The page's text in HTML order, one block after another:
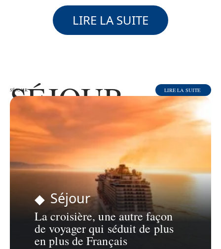
LIRE LA SUITE
SÉJOUR
SÉJOUR LIRE LA SUITE
Séjour
La croisière, une autre façon
de voyager qui séduit de plus
en plus de Français